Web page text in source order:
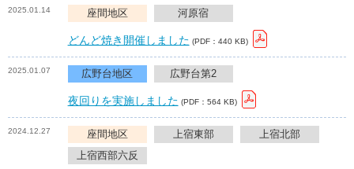
2025.01.14 座間地区 河原宿
どんど焼き開催しました (PDF：440 KB)
2025.01.07 広野台地区 広野台第2
夜回りを実施しました (PDF：564 KB)
2024.12.27 座間地区 上宿東部
上宿北部
上宿西部六反